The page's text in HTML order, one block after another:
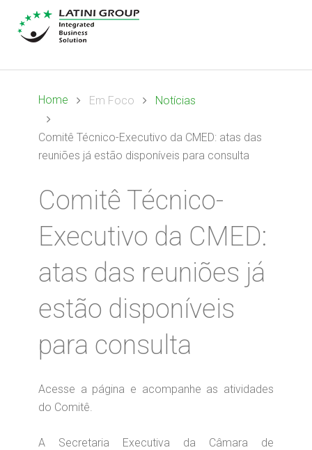
Home Em Foco Notícias
Comitê Técnico-Executivo da CMED: atas das
reuniões já estão disponíveis para consulta
Comitê Técnico-
Executivo da CMED:
atas das reuniões já
estão disponíveis
para consulta
Acesse a página e acompanhe as atividades
do Comitê.
A Secretaria Executiva da Câmara de